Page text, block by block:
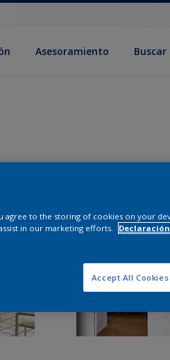
Asesoramiento
agree to the storing of cookies on your
in our marketing efforts.
Accept All Cookies